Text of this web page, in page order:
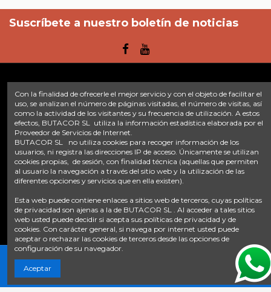
Suscríbete a nuestro boletín de noticias
Enlaces
Inicio Sobre nosotros Contacte con nosotros
Aviso legal
Política de privacidad
Tratamiento de datos
Términos y condiciones
Plazos de envío
Contáctanos
638 28 57 85
info@fontacor.com
© FONTACOR
2026 Todos los derechos reservados. | Desarrollado por
Con la finalidad de ofrecerle el mejor servicio y con el objeto de facilitar el
uso, se analizan el número de páginas visitadas, el número de visitas, así
como la actividad de los visitantes y su frecuencia de utilización. A estos
efectos, BUTACOR SL utiliza la información estadística elaborada por el
Proveedor de Servicios de Internet.
BUTACOR SL no utiliza cookies para recoger información de los
usuarios, ni registra las direcciones IP de acceso. Únicamente se utilizan
cookies propias, de sesión, con finalidad técnica (aquellas que permiten
al usuario la navegación a través del sitio web y la utilización de las
diferentes opciones y servicios que en ella existen).
Esta web puede contiene enlaces a sitios web de terceros, cuyas políticas
de privacidad son ajenas a la de BUTACOR SL . Al acceder a tales sitios
web usted puede decidir si acepta sus políticas de privacidad y de
cookies. Con carácter general, si navega por internet usted puede
aceptar o rechazar las cookies de terceros desde las opciones de
configuración de su navegador.
Aceptar